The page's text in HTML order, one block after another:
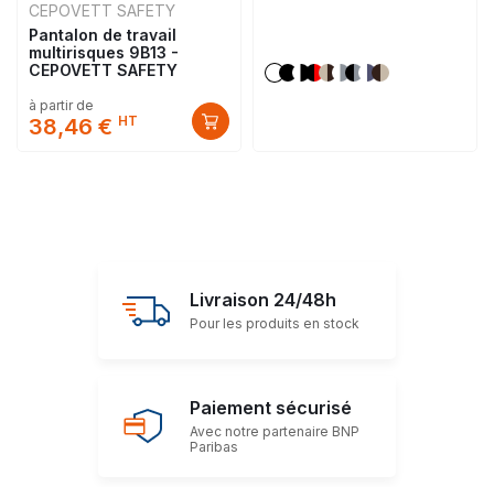
CEPOVETT SAFETY
Pantalon de travail
multirisques 9B13 -
CEPOVETT SAFETY
à partir de
38,46 € HT
Livraison 24/48h
Pour les produits en stock
Paiement sécurisé
Avec notre partenaire BNP
Paribas